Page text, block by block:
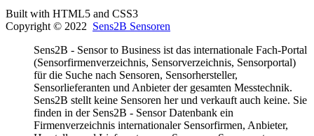
Built with HTML5 and CSS3
Copyright © 2022 Sens2B Sensoren
Sens2B - Sensor to Business ist das internationale Fach-Portal
(Sensorfirmenverzeichnis, Sensorverzeichnis, Sensorportal)
für die Suche nach Sensoren, Sensorhersteller,
Sensorlieferanten und Anbieter der gesamten Messtechnik.
Sens2B stellt keine Sensoren her und verkauft auch keine. Sie
finden in der Sens2B - Sensor Datenbank ein
Firmenverzeichnis internationaler Sensorfirmen, Anbieter,